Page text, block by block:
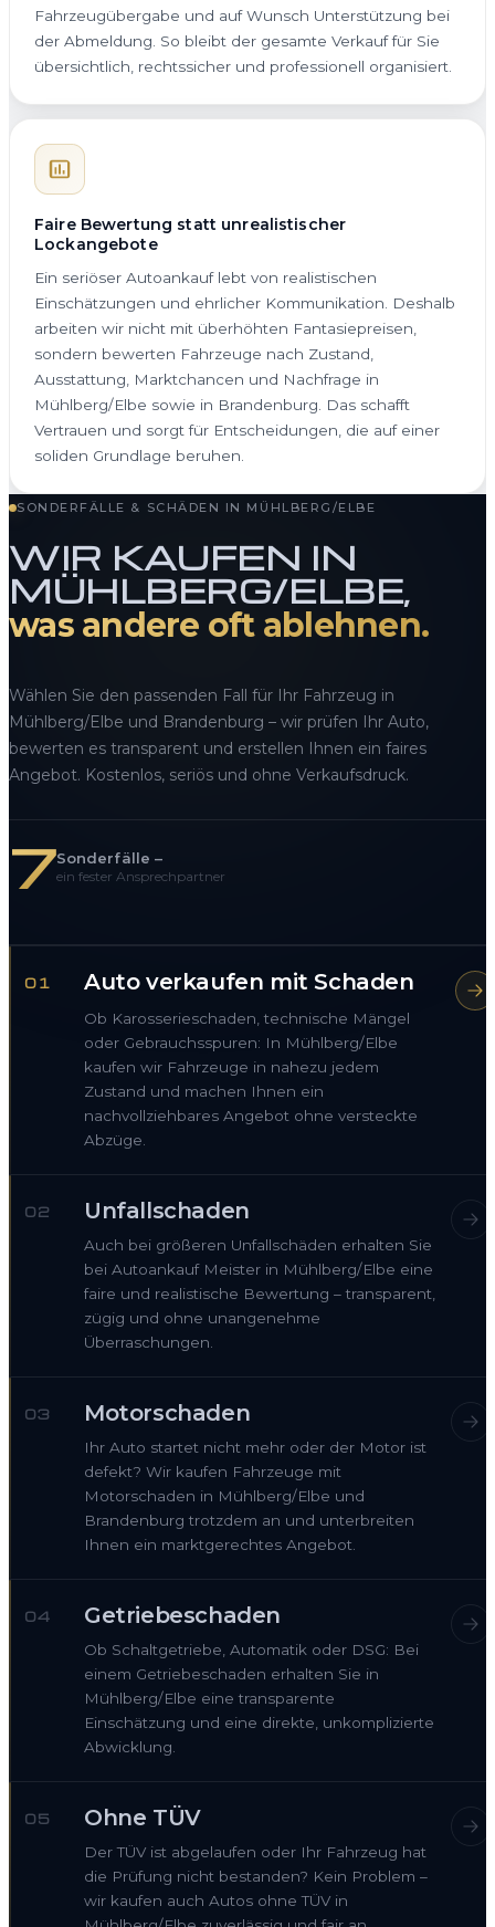
Fahrzeugübergabe und auf Wunsch Unterstützung bei
der Abmeldung. So bleibt der gesamte Verkauf für Sie
übersichtlich, rechtssicher und professionell organisiert.
Faire Bewertung statt unrealistischer
Lockangebote
Ein seriöser Autoankauf lebt von realistischen
Einschätzungen und ehrlicher Kommunikation. Deshalb
arbeiten wir nicht mit überhöhten Fantasiepreisen,
sondern bewerten Fahrzeuge nach Zustand,
Ausstattung, Marktchancen und Nachfrage in
Mühlberg/Elbe sowie in Brandenburg. Das schafft
Vertrauen und sorgt für Entscheidungen, die auf einer
soliden Grundlage beruhen.
SONDERFÄLLE & SCHÄDEN IN MÜHLBERG/ELBE
WIR KAUFEN IN
MÜHLBERG/ELBE,
was andere oft ablehnen.
Wählen Sie den passenden Fall für Ihr Fahrzeug in
Mühlberg/Elbe und Brandenburg – wir prüfen Ihr Auto,
bewerten es transparent und erstellen Ihnen ein faires
Angebot. Kostenlos, seriös und ohne Verkaufsdruck.
7Sonderfälle –
ein fester Ansprechpartner
01 Auto verkaufen mit Schaden
Ob Karosserieschaden, technische Mängel
oder Gebrauchsspuren: In Mühlberg/Elbe
kaufen wir Fahrzeuge in nahezu jedem
Zustand und machen Ihnen ein
nachvollziehbares Angebot ohne versteckte
Abzüge.
02 Unfallschaden
Auch bei größeren Unfallschäden erhalten Sie
bei Autoankauf Meister in Mühlberg/Elbe eine
faire und realistische Bewertung – transparent,
zügig und ohne unangenehme
Überraschungen.
03 Motorschaden
Ihr Auto startet nicht mehr oder der Motor ist
defekt? Wir kaufen Fahrzeuge mit
Motorschaden in Mühlberg/Elbe und
Brandenburg trotzdem an und unterbreiten
Ihnen ein marktgerechtes Angebot.
04 Getriebeschaden
Ob Schaltgetriebe, Automatik oder DSG: Bei
einem Getriebeschaden erhalten Sie in
Mühlberg/Elbe eine transparente
Einschätzung und eine direkte, unkomplizierte
Abwicklung.
05 Ohne TÜV
Der TÜV ist abgelaufen oder Ihr Fahrzeug hat
die Prüfung nicht bestanden? Kein Problem –
wir kaufen auch Autos ohne TÜV in